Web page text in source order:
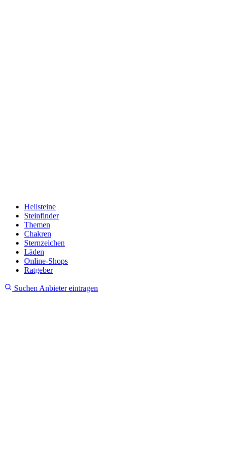
Heilsteine
Steinfinder
Themen
Chakren
Sternzeichen
Läden
Online-Shops
Ratgeber
Suchen Anbieter eintragen